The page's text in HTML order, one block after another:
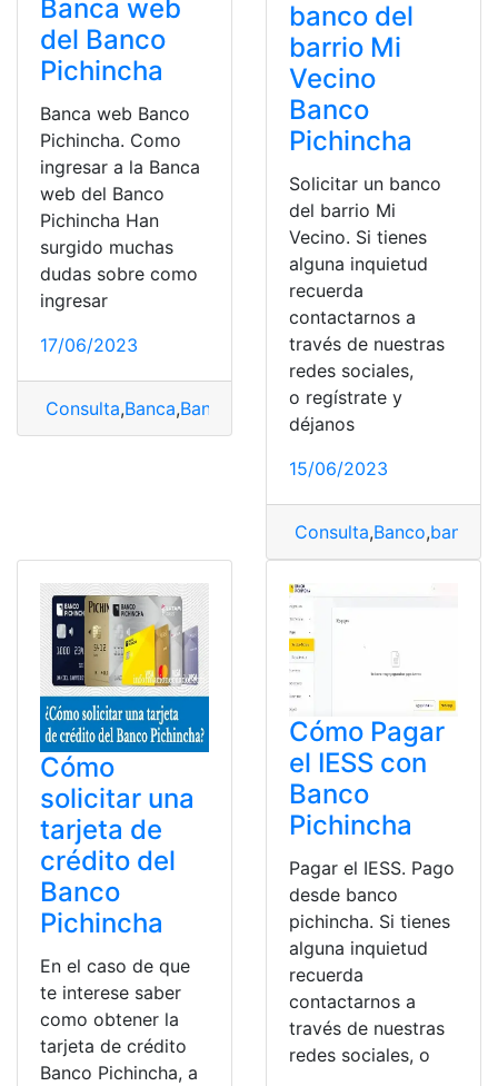
Banca web
del Banco
Pichincha
Banca web Banco
Pichincha. Como
ingresar a la Banca
web del Banco
Pichincha Han
surgido muchas
dudas sobre como
ingresar
17/06/2023
Consulta,Banca,Banca web Banco,Banco Pichincha
banco del
barrio Mi
Vecino
Banco
Pichincha
Solicitar un banco
del barrio Mi
Vecino. Si tienes
alguna inquietud
recuerda
contactarnos a
través de nuestras
redes sociales,
o regístrate y
déjanos
15/06/2023
Consulta,Banco,banco
Cómo
solicitar una
tarjeta de
crédito del
Banco
Pichincha
En el caso de que
te interese saber
como obtener la
tarjeta de crédito
Banco Pichincha, a
Cómo Pagar
el IESS con
Banco
Pichincha
Pagar el IESS. Pago
desde banco
pichincha. Si tienes
alguna inquietud
recuerda
contactarnos a
través de nuestras
redes sociales, o